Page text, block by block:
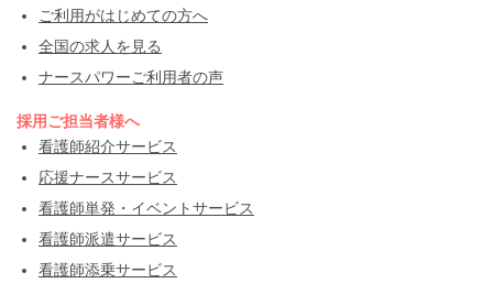
ご利用がはじめての方へ
全国の求人を見る
ナースパワーご利用者の声
採用ご担当者様へ
看護師紹介サービス
応援ナースサービス
看護師単発・イベントサービス
看護師派遣サービス
看護師添乗サービス